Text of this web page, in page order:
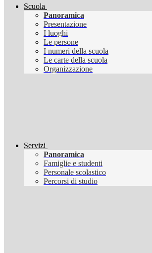
Scuola
Panoramica
Presentazione
I luoghi
Le persone
I numeri della scuola
Le carte della scuola
Organizzazione
Servizi
Panoramica
Famiglie e studenti
Personale scolastico
Percorsi di studio